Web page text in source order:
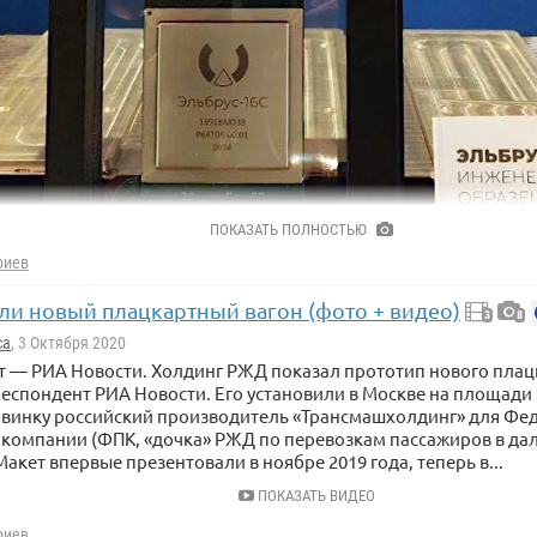
— РИА Новости.Первый инженерный образец
на выставке Микроэлектроника 2020, прошедшей в
отечественный чипмейкер МЦСТ.
свой процессор к шестому поколению чипов Эльбрус. Он
с общей производительностью 1,5 ТФлопс.
10 и 2.5 Гбит/с, 32 линии PCI-Express 3.0, четыре канала
образец умеет загружаться в операционной системе
ПОКАЗАТЬ ПОЛНОСТЬЮ
новый плацкартный вагон (фото + видео) 3 8
, 3 Октября 2020
РИА Новости. Холдинг РЖД показал прототип нового
РИА Новости. Его установили в Москве на площади
российский производитель «Трансмашхолдинг» для
(ФПК, «дочка» РЖД по перевозкам пассажиров в
впервые презентовали в ноябре 2019 года, теперь в...
ПОКАЗАТЬ ВИДЕО